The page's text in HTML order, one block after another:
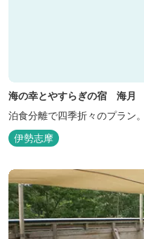
海の幸とやすらぎの宿 海月
泊食分離で四季折々のプラン。
伊勢志摩